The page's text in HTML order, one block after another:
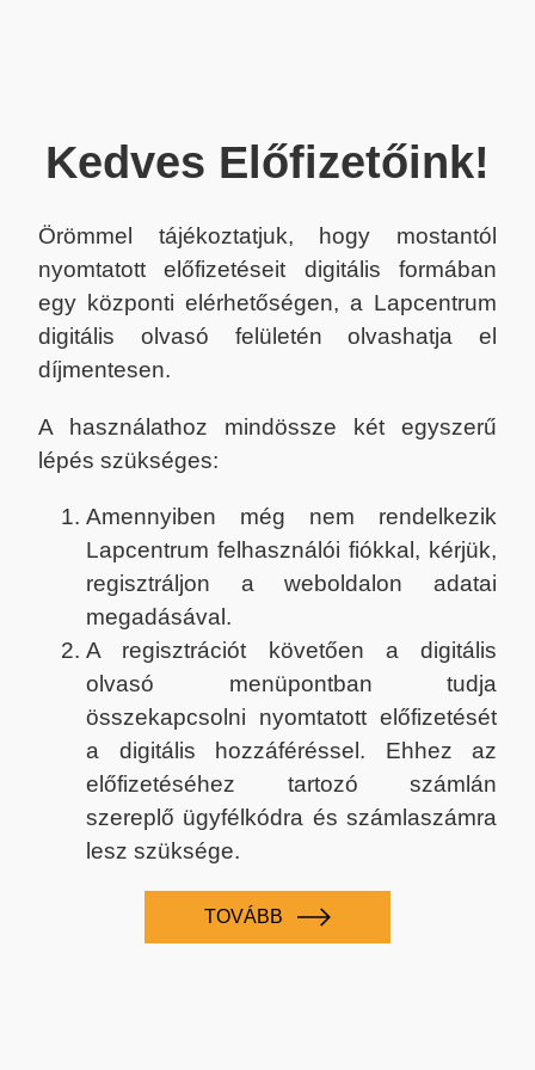
Kedves Előfizetőink!
Örömmel tájékoztatjuk, hogy mostantól
nyomtatott előfizetéseit digitális formában
egy központi elérhetőségen, a Lapcentrum
digitális olvasó felületén olvashatja el
díjmentesen.
A használathoz mindössze két egyszerű
lépés szükséges:
Amennyiben még nem rendelkezik
Lapcentrum felhasználói fiókkal, kérjük,
regisztráljon a weboldalon adatai
megadásával.
A regisztrációt követően a digitális
olvasó menüpontban tudja
összekapcsolni nyomtatott előfizetését
a digitális hozzáféréssel. Ehhez az
előfizetéséhez tartozó számlán
szereplő ügyfélkódra és számlaszámra
lesz szüksége.
TOVÁBB